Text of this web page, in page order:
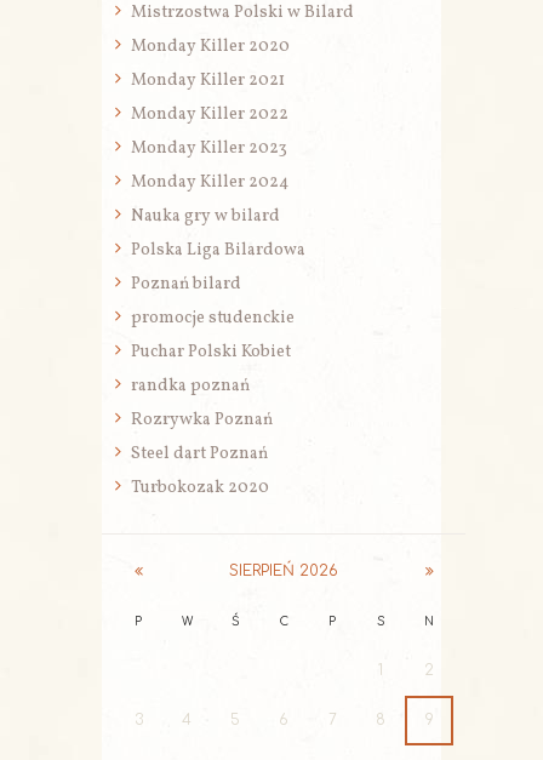
Mistrzostwa Polski w Bilard
Monday Killer 2020
Monday Killer 2021
Monday Killer 2022
Monday Killer 2023
Monday Killer 2024
Nauka gry w bilard
Polska Liga Bilardowa
Poznań bilard
promocje studenckie
Puchar Polski Kobiet
randka poznań
Rozrywka Poznań
Steel dart Poznań
Turbokozak 2020
SIERPIEŃ 2026
P W Ś C P S N
2
3 4 5 6 7 8 9